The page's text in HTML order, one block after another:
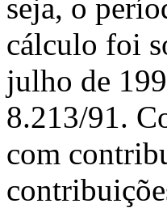
seja, o
cálculo foi
julho de
8.213/91.
com